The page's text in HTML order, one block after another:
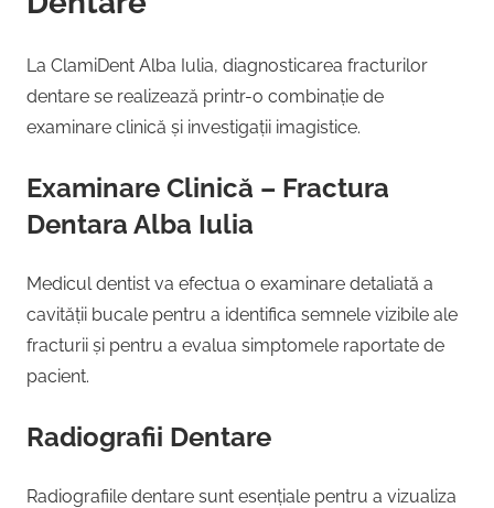
La ClamiDent Alba Iulia, diagnosticarea fracturilor
dentare se realizează printr-o combinație de
examinare clinică și investigații imagistice.
Examinare Clinică – Fractura
Dentara Alba Iulia
Medicul dentist va efectua o examinare detaliată a
cavității bucale pentru a identifica semnele vizibile ale
fracturii și pentru a evalua simptomele raportate de
pacient.
Radiografii Dentare
Radiografiile dentare sunt esențiale pentru a vizualiza